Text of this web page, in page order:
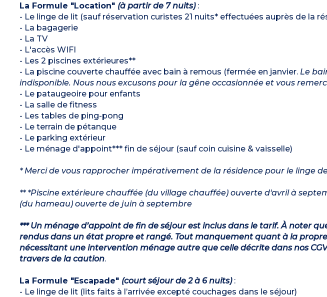
La Formule "Location" (à partir de 7 nuits) :
- Le linge de lit (sauf réservation curistes 21 nuits* effectuées auprès de la
- La bagagerie
- La TV
- L'accès WIFI
- Les 2 piscines extérieures**
- La piscine couverte chauffée avec bain à remous (fermée en janvier. Le
indisponible. Nous nous excusons pour la gêne occasionnée et vous
- Le pataugeoire pour enfants
- La salle de fitness
- Les tables de ping-pong
- Le terrain de pétanque
- Le parking extérieur
- Le ménage d'appoint*** fin de séjour (sauf coin cuisine & vaisselle)
* Merci de vous rapprocher impérativement de la résidence pour le linge
** *Piscine extérieure chauffée (du village chauffée) ouverte d'avril à
(du hameau) ouverte de juin à septembre
*** Un ménage d’appoint de fin de séjour est inclus dans le tarif. À noter
rendus dans un état propre et rangé. Tout manquement quant à la
nécessitant une intervention ménage autre que celle décrite dans nos
travers de la caution.
La Formule "Escapade" (court séjour de 2 à 6 nuits) :
- Le linge de lit (lits faits à l’arrivée excepté couchages dans le séjour)